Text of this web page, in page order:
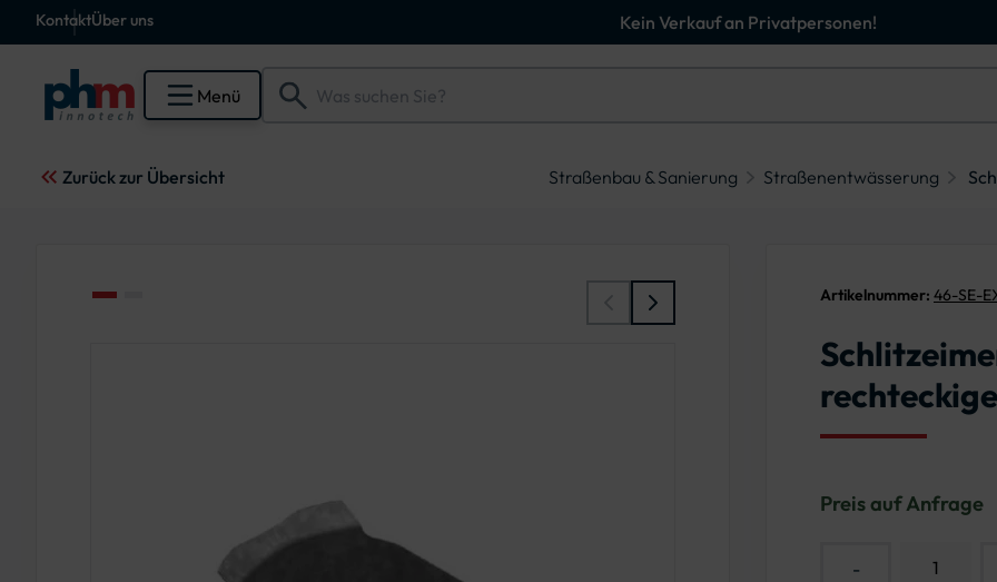
KontaktÜber uns Kein Verkauf an Privatpersonen!
Menü
Zurück zur Übersicht Straßenbau & Sanierung Straßenentwässerung
Artikelnummer: 46-SE-
Preis auf Anfrage
-